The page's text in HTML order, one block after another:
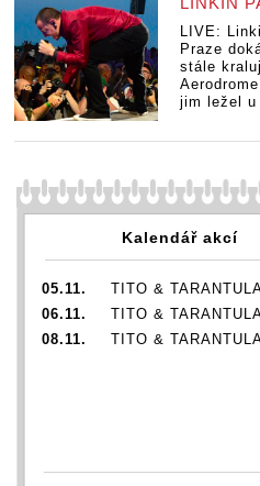
LIVE:
Praze
stále
jim ležel u
Kalendář akcí
05.11.
TITO &
06.11.
TITO &
08.11.
TITO &